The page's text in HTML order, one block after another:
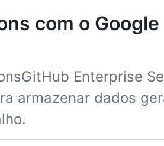
com o Google
Enterprise
armazenar dados